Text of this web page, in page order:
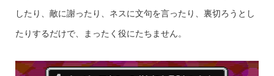
したり、敵に謝ったり、ネスに文句を言ったり、裏切ろうとし
たりするだけで、まったく役にたちません。